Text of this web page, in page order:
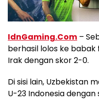
IdnGaming.Com –
berhasil lolos ke
Irak dengan skor 2-0.
Di sisi lain, Uzbekistan
U-23 Indonesia